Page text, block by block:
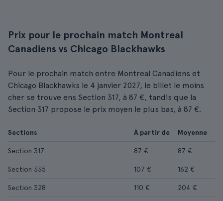
Prix pour le prochain match Montreal
Canadiens vs Chicago Blackhawks
Pour le prochain match entre Montreal Canadiens et
Chicago Blackhawks le 4 janvier 2027, le billet le moins
cher se trouve ens Section 317, à 87 €, tandis que la
Section 317 propose le prix moyen le plus bas, à 87 €.
Sections À partir de Moyenne
Section 317 87 € 87 €
Section 335 107 € 162 €
Section 328 110 € 204 €